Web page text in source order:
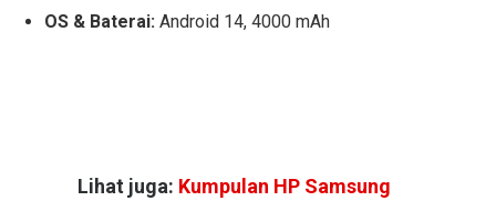
OS & Baterai: Android 14, 4000 mAh
Lihat juga: Kumpulan HP Samsung